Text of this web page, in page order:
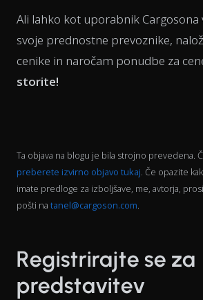
Ali lahko kot uporabnik
svoje prednostne prevoznike,
cenike in naročam ponudbe za
storite!
Ta objava na blogu je bila strojno prevedena.
preberete izvirno objavo tukaj. Če opazite
imate predloge za izboljšave, me, avtorja,
pošti na tanel@cargoson.com.
Registrirajte se za
predstavitev